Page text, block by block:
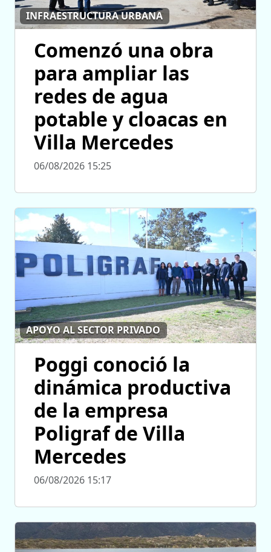
INFRAESTRUCTURA URBANA
Comenzó una obra
para ampliar las
redes de agua
potable y cloacas en
Villa Mercedes
06/08/2026 15:25
APOYO AL SECTOR PRIVADO
Poggi conoció la
dinámica productiva
de la empresa
Poligraf de Villa
Mercedes
06/08/2026 15:17